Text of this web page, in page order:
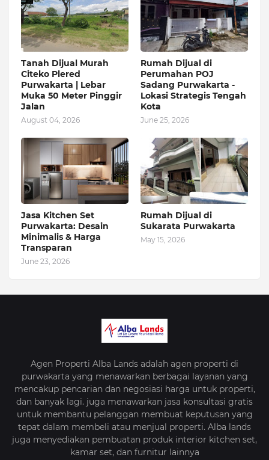
Tanah Dijual Murah
Citeko Plered
Purwakarta | Lebar
Muka 50 Meter Pinggir
Jalan
August 04, 2026
Rumah Dijual di
Perumahan POJ
Sadang Purwakarta -
Lokasi Strategis Tengah
Kota
June 25, 2026
Jasa Kitchen Set
Purwakarta: Desain
Minimalis & Harga
Transparan
June 23, 2026
Rumah Dijual di
Sukarata Purwakarta
May 15, 2026
Agen Properti Alba Lands adalah agen properti di
purwakarta yang menawarkan berbagai layanan yang
mencakup pencarian dan negosiasi harga untuk properti,
dan banyak lagi. juga menawarkan jasa konsultasi gratis
untuk membantu pelanggan membuat keputusan yang
tepat dalam membeli atau menjual properti. Alba lands
juga menyediakan pembuatan produk interior kitchen set,
kamar set, dan furnitur lainnya